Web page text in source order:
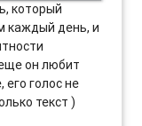
который
каждый день, и
он любит
голос не
текст )